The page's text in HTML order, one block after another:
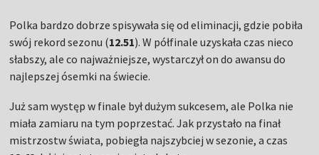
Polka bardzo dobrze spisywała się od eliminacji, gdzie pobiła
swój rekord sezonu (12.51). W półfinale uzyskała czas nieco
słabszy, ale co najważniejsze, wystarczył on do awansu do
najlepszej ósemki na świecie.
Już sam występ w finale był dużym sukcesem, ale Polka nie
miała zamiaru na tym poprzestać. Jak przystało na finał
mistrzostw świata, pobiegła najszybciej w sezonie, a czas